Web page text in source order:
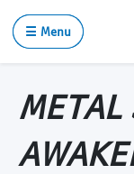
☰ Menu
METAL